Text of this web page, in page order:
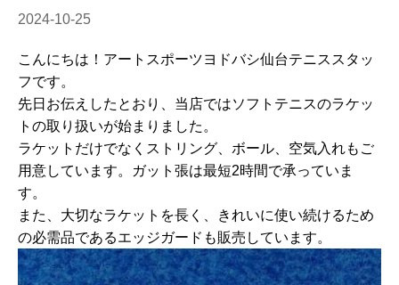
2024-10-25
こんにちは！アートスポーツヨドバシ仙台テニススタッ
フです。
先日お伝えしたとおり、当店ではソフトテニスのラケッ
トの取り扱いが始まりました。
ラケットだけでなくストリング、ボール、空気入れもご
用意しています。ガット張は最短2時間で承っていま
す。
また、大切なラケットを長く、きれいに使い続けるため
の必需品であるエッジガードも販売しています。